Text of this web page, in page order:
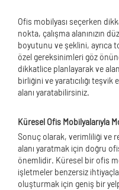
Ofis mobilyası seçerken
nokta, çalışma alanınızın
boyutunu ve şeklini, ayrıca
özel gereksinimleri göz
dikkatlice planlayarak ve
birliğini ve yaratıcılığı
alanı yaratabilirsiniz.
Küresel Ofis Mobilyalarıyla
Sonuç olarak, verimliliği ve
alanı yaratmak için doğru
önemlidir. Küresel bir ofis
işletmeler benzersiz
oluşturmak için geniş bir